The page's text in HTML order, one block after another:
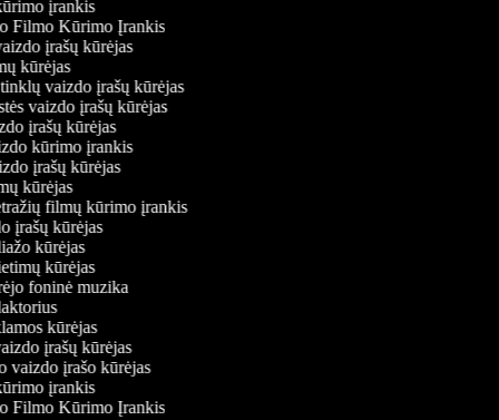
įrankis
Filmo Kūrimo Įrankis
įrašų kūrėjas
kūrėjas
tinklų vaizdo įrašų kūrėjas
vaizdo įrašų kūrėjas
įrašų kūrėjas
kūrimo įrankis
įrašų kūrėjas
kūrėjas
filmų kūrimo įrankis
įrašų kūrėjas
kūrėjas
kūrėjas
foninė muzika
kūrėjas
įrašų kūrėjas
vaizdo įrašo kūrėjas
įrankis
Filmo Kūrimo Įrankis